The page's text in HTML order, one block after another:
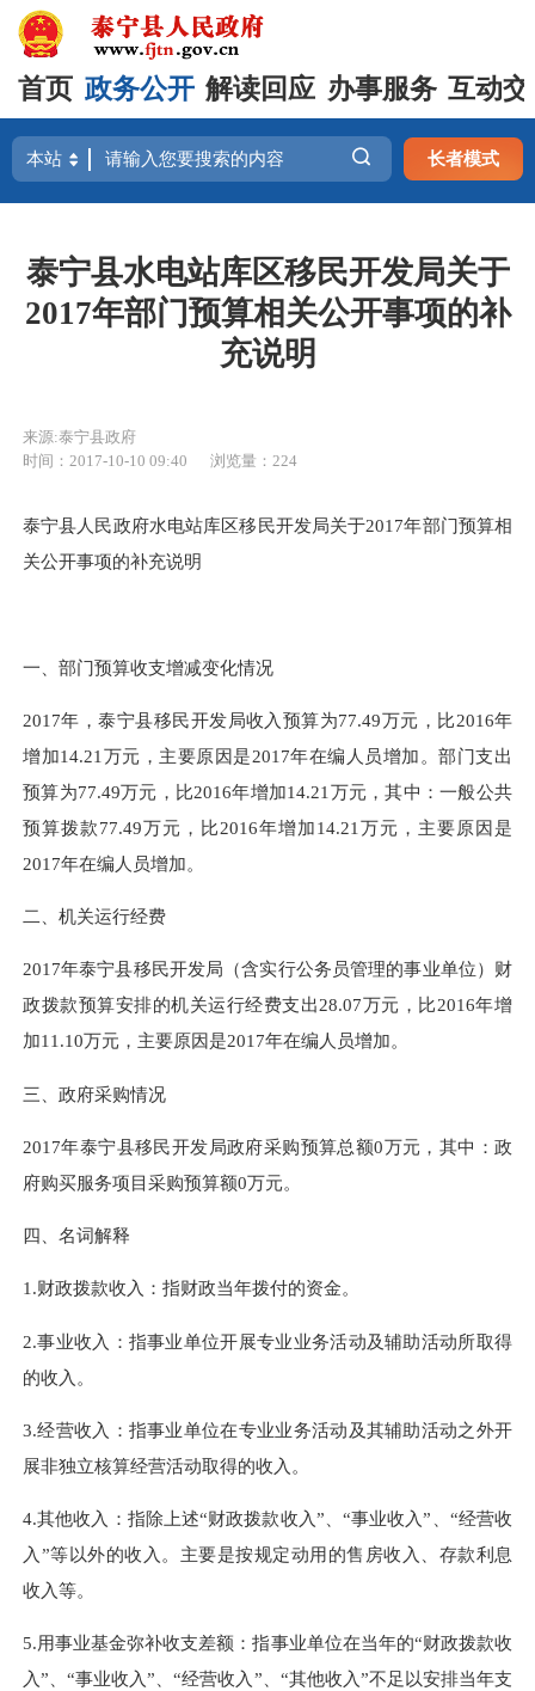
首页 政务公开 解读回应 办事服务 互动
长者模式
泰宁县水电站库区移民开发局关于
2017年部门预算相关公开事项的补
充说明
来源:泰宁县政府
时间：2017-10-10 09:40
浏览量：224
泰宁县人民政府水电站库区移民开发局关于2017年部门预算相
关公开事项的补充说明
一、部门预算收支增减变化情况
2017年，泰宁县移民开发局收入预算为77.49万元，比2016年
增加14.21万元，主要原因是2017年在编人员增加。部门支出
预算为77.49万元，比2016年增加14.21万元，其中：一般公共
预算拨款77.49万元，比2016年增加14.21万元，主要原因是
2017年在编人员增加。
二、机关运行经费
2017年泰宁县移民开发局（含实行公务员管理的事业单位）财
政拨款预算安排的机关运行经费支出28.07万元，比2016年增
加11.10万元，主要原因是2017年在编人员增加。
三、政府采购情况
2017年泰宁县移民开发局政府采购预算总额0万元，其中：政
府购买服务项目采购预算额0万元。
四、名词解释
1.财政拨款收入：指财政当年拨付的资金。
2.事业收入：指事业单位开展专业业务活动及辅助活动所取得
的收入。
3.经营收入：指事业单位在专业业务活动及其辅助活动之外开
展非独立核算经营活动取得的收入。
4.其他收入：指除上述“财政拨款收入”、“事业收入”、“经营收
入”等以外的收入。主要是按规定动用的售房收入、存款利息
收入等。
5.用事业基金弥补收支差额：指事业单位在当年的“财政拨款收
入”、“事业收入”、“经营收入”、“其他收入”不足以安排当年支